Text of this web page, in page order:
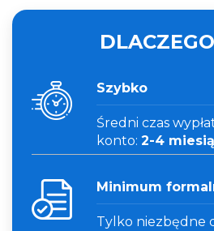
Szybko
Średni czas
konto: 2-4
Minimum
Tylko niezbędne